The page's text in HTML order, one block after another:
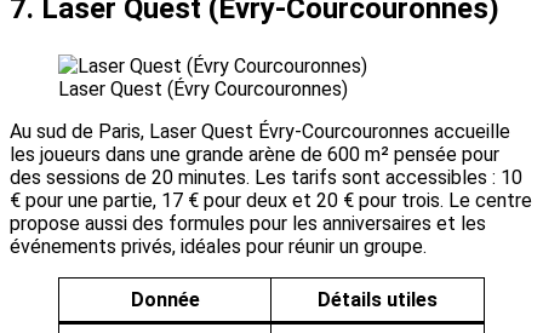
7. Laser Quest (Évry-Courcouronnes)
Laser Quest (Évry Courcouronnes)
Au sud de Paris, Laser Quest Évry-Courcouronnes accueille
les joueurs dans une grande arène de 600 m² pensée pour
des sessions de 20 minutes. Les tarifs sont accessibles : 10
€ pour une partie, 17 € pour deux et 20 € pour trois. Le centre
propose aussi des formules pour les anniversaires et les
événements privés, idéales pour réunir un groupe.
Donnée Détails utiles